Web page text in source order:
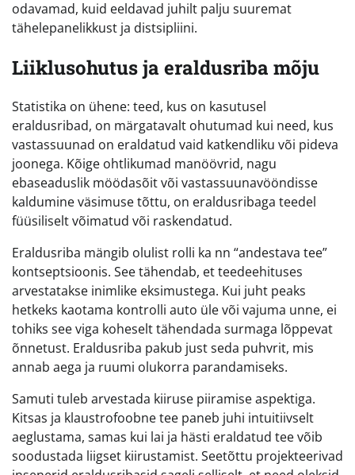
odavamad, kuid eeldavad juhilt palju suuremat
tähelepanelikkust ja distsipliini.
Liiklusohutus ja eraldusriba mõju
Statistika on ühene: teed, kus on kasutusel
eraldusribad, on märgatavalt ohutumad kui need, kus
vastassuunad on eraldatud vaid katkendliku või pideva
joonega. Kõige ohtlikumad manöövrid, nagu
ebaseaduslik möödasõit või vastassuunavööndisse
kaldumine väsimuse tõttu, on eraldusribaga teedel
füüsiliselt võimatud või raskendatud.
Eraldusriba mängib olulist rolli ka nn “andestava tee”
kontseptsioonis. See tähendab, et teedeehituses
arvestatakse inimlike eksimustega. Kui juht peaks
hetkeks kaotama kontrolli auto üle või vajuma unne, ei
tohiks see viga koheselt tähendada surmaga lõppevat
õnnetust. Eraldusriba pakub just seda puhvrit, mis
annab aega ja ruumi olukorra parandamiseks.
Samuti tuleb arvestada kiiruse piiramise aspektiga.
Kitsas ja klaustrofoobne tee paneb juhi intuitiivselt
aeglustama, samas kui lai ja hästi eraldatud tee võib
soodustada liigset kiirustamist. Seetõttu projekteerivad